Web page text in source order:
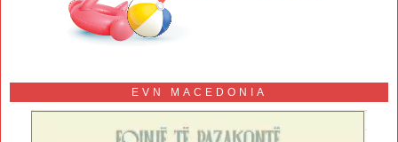
EVN MACEDONIA